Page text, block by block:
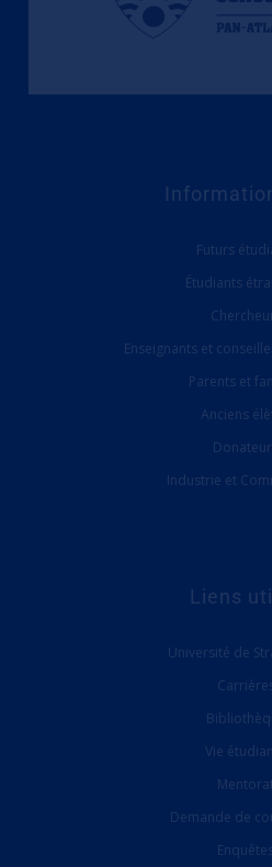
Futurs
Étudiants
Enseignants et
Parents et
Anciens
Industrie et
Liens
Université de
Vie
Mentorat
Demande de